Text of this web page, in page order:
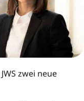
zwei neue